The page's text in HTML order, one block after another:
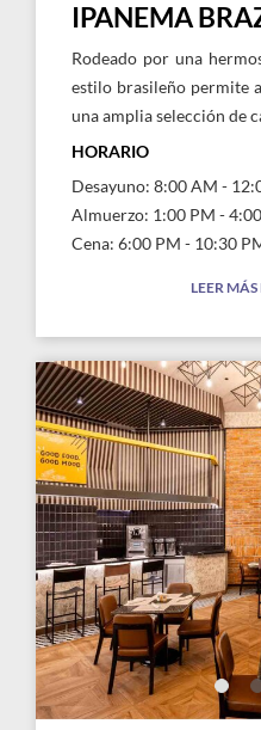
IPANEMA
Rodeado por una
estilo brasileño permite
una amplia selección de
HORARIO
Desayuno: 8:00 AM -
Almuerzo: 1:00 PM -
Cena: 6:00 PM - 10:30
LEER MÁS
Link
to
Larger
Image,
Stacked
Restautant
Hard
Rock
Hotel
Punta
Cana